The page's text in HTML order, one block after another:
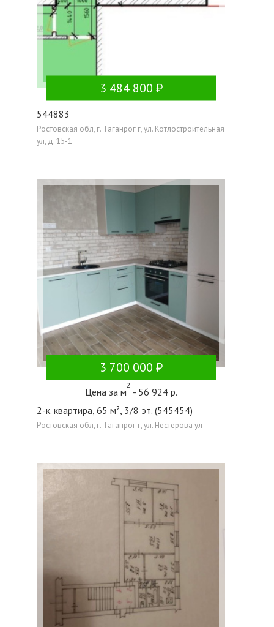
3 484 800
544883
Ростовская обл, г. Таганрог г, ул. Котлостроительная
ул, д. 15-1
3 700 000
Цена за м
2
- 56 924 р.
2-к. квартира, 65 м², 3/8 эт. (545454)
Ростовская обл, г. Таганрог г, ул. Нестерова ул